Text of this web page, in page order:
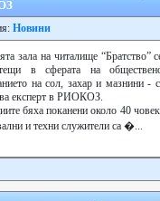
Новини
зала на читалище “Братство”
в сферата на
на сол, захар и мазнини -
експерт в РИОКОЗ.
бяха поканени около 40
и техни служители са �...